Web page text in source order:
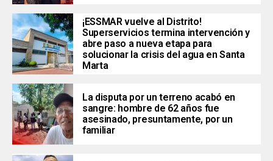
¡ESSMAR vuelve al Distrito!
Superservicios termina intervención y
abre paso a nueva etapa para
solucionar la crisis del agua en Santa
Marta
La disputa por un terreno acabó en
sangre: hombre de 62 años fue
asesinado, presuntamente, por un
familiar